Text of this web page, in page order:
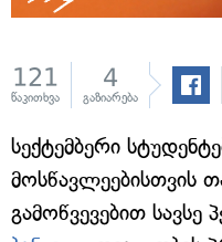
121
წაკითხვა
4
გაზიარება
სექტემბერი
მოსწავლეებისთვის
გამოწვევებით სავსე